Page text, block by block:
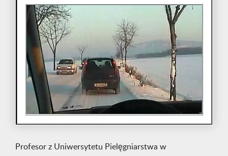
Profesor z Uniwersytetu Pielęgniarstwa w